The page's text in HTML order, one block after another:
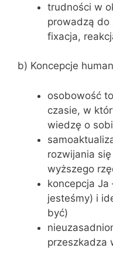
trudności w
prowadzą do
fixacja,
b) Koncepcje
osobowość
czasie, w
wiedzę o
rozwijania
wyższego
koncepcja Ja
jesteśmy) i
być)
przeszkadza